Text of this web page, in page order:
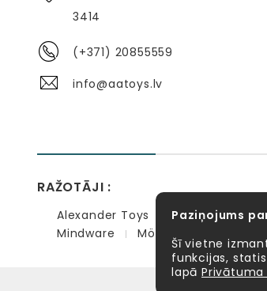
3414
(+371) 20855559
info@aatoys.lv
RAŽOTĀJI :
Alexander Toys APLI kids
Mindware
Möbi
Paziņojums
Šī vietne
funkcijas,
lapā